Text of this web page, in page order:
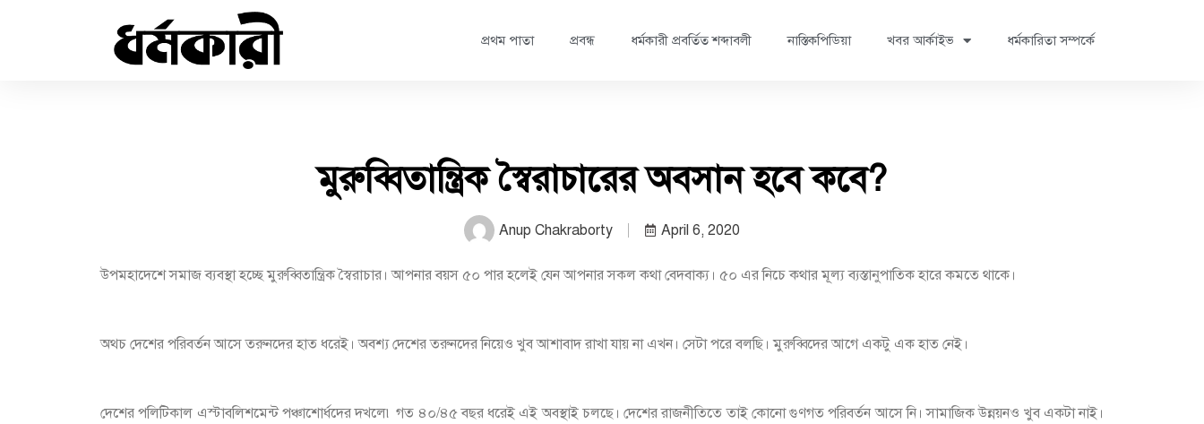
প্রথম পাতা প্রবন্ধ ধর্মকারী প্রবর্তিত শব্দাবলী নাস্তিকপিডিয়া খবর আর্কাইভ ধর্মকারিতা সম্পর্কে
মুরুব্বিতান্ত্রিক স্বৈরাচারের অবসান হবে কবে?
Anup Chakraborty April 6, 2020
উপমহাদেশে সমাজ ব্যবস্থা হচ্ছে মুরুব্বিতান্ত্রিক স্বৈরাচার। আপনার বয়স ৫০ পার হলেই যেন আপনার সকল কথা বেদবাক্য। ৫০ এর নিচে কথার মূল্য ব্যস্তানুপাতিক হারে কমতে থাকে।
অথচ দেশের পরিবর্তন আসে তরুনদের হাত ধরেই। অবশ্য দেশের তরুনদের নিয়েও খুব আশাবাদ রাখা যায় না এখন। সেটা পরে বলছি। মুরুব্বিদের আগে একটু এক হাত নেই।
দেশের পলিটিকাল এস্টাবলিশমেন্ট পঞ্চাশোর্ধদের দখলে৷ গত ৪০/৪৫ বছর ধরেই এই অবস্থাই চলছে। দেশের রাজনীতিতে তাই কোনো গুণগত পরিবর্তন আসে নি। সামাজিক উন্নয়নও খুব একটা নাই।